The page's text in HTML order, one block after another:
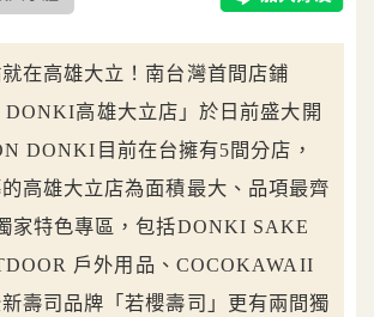
在高雄大立！南台灣首間店鋪
DONKI高雄大立店」於日前盛大開
DONKI目前在台擁有5間分店，
高雄大立店為面積最大、品項最齊
家特色專區，包括DONKI SAKE
戶外用品、COCOKAWAII
壽司品牌「若櫻壽司」更有兩間獨